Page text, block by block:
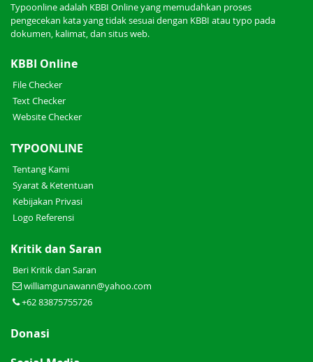
Typoonline adalah KBBI Online yang memudahkan proses
pengecekan kata yang tidak sesuai dengan KBBI atau typo pada
dokumen, kalimat, dan situs web.
KBBI Online
File Checker
Text Checker
Website Checker
TYPOONLINE
Tentang Kami
Syarat & Ketentuan
Kebijakan Privasi
Logo Referensi
Kritik dan Saran
Beri Kritik dan Saran
williamgunawann@yahoo.com
+62 83875755726
Donasi